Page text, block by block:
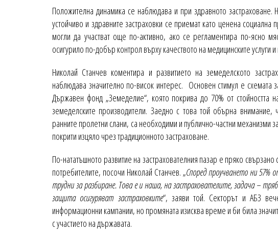
Положителна динамика се наблюдава и при здравното застраховане.
устойчиво и здравните застраховки се приемат като ценена социална
могли да участват още по-активно, ако се регламентира по-ясно
осигурило по-добър контрол върху качеството на медицинските услуги
Николай Станчев коментира и развитието на земеделското
наблюдава значително по-висок интерес. Основен стимул е схемата
Държавен фонд „Земеделие“, която покрива до 70% от стойността
земеделските производители. Заедно с това той обърна
ранните пролетни слани, са необходими и публично-частни механизми
покрити изцяло чрез традиционното застраховане.
По-нататъшното развитие на застрахователния пазар е пряко
потребителите, посочи Николай Станчев. „Според проучването ни 57%
трудни за разбиране. Това е и наша, на застрахователите, задача –
защита осигуряват застраховките“, заяви той. Секторът и АБЗ
информационни кампании, но промяната изисква време и би била
с участието на държавата.